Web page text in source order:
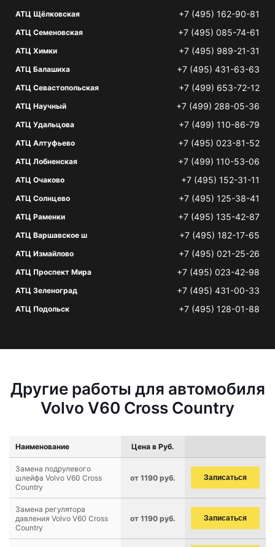
АТЦ Щёлковская +7 (495) 162-90-81
АТЦ Семеновская +7 (495) 085-74-61
АТЦ Химки +7 (495) 989-21-31
АТЦ Балашиха +7 (495) 431-63-63
АТЦ Севастопольская +7 (499) 653-72-12
АТЦ Научный +7 (499) 288-05-36
АТЦ Удальцова +7 (499) 110-86-79
АТЦ Алтуфьево +7 (495) 023-81-52
АТЦ Лобненская +7 (499) 110-53-06
АТЦ Очаково +7 (495) 152-31-11
АТЦ Солнцево +7 (495) 125-38-41
АТЦ Раменки +7 (495) 135-42-87
АТЦ Варшавское ш +7 (495) 182-17-65
АТЦ Измайлово +7 (495) 021-25-26
АТЦ Проспект Мира +7 (495) 023-42-98
АТЦ Зеленоград +7 (495) 431-00-33
АТЦ Подольск +7 (495) 128-01-88
Другие работы для автомобиля
Volvo V60 Cross Country
Наименование Цена в Руб.
Замена подрулевого
шлейфа Volvo V60 Cross
Country
от 1190 руб. Записаться
Замена регулятора
давления Volvo V60 Cross
Country
от 1190 руб. Записаться